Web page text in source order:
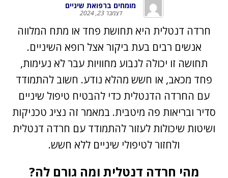
מומחים ברפואת שיניים
דצמבר 23, 2024
חרדה דנטלית היא תחושת פחד או מתח המלווה
אנשים רבים בעת ביקור אצל רופא השיניים.
תחושה זו יכולה לנבוע מחוויות עבר לא נעימות,
פחד מכאב, או חשש מהלא נודע. חשוב להתמודד
עם החרדה הדנטלית כדי להבטיח טיפול שיניים
סדיר ובריאות פה מיטבית. במאמר זה נציג טכניקות
ושיטות שיכולות לעזור להתמודד עם חרדה דנטלית
ולחזור לטיפולי שיניים ללא חשש.
מהי חרדה דנטלית ומה גורם לה?